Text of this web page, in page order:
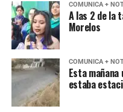
COMUNICA +
A las 2 de la
Morelos
COMUNICA +
Esta
estaba